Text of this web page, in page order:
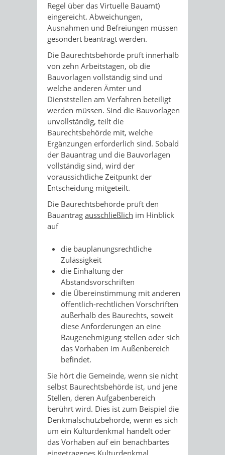
Regel über das Virtuelle Bauamt)
eingereicht. Abweichungen,
Ausnahmen und Befreiungen müssen
gesondert beantragt werden.
Die Baurechtsbehörde prüft innerhalb
von zehn Arbeitstagen, ob die
Bauvorlagen vollständig sind und
welche anderen Ämter und
Dienststellen am Verfahren beteiligt
werden müssen. Sind die Bauvorlagen
unvollständig, teilt die
Baurechtsbehörde mit, welche
Ergänzungen erforderlich sind. Sobald
der Bauantrag und die Bauvorlagen
vollständig sind, wird der
voraussichtliche Zeitpunkt der
Entscheidung mitgeteilt.
Die Baurechtsbehörde prüft den
Bauantrag ausschließlich im Hinblick
auf
die bauplanungsrechtliche
Zulässigkeit
die Einhaltung der
Abstandsvorschriften
die Übereinstimmung mit anderen
öffentlich-rechtlichen Vorschriften
außerhalb des Baurechts, soweit
diese Anforderungen an eine
Baugenehmigung stellen oder sich
das Vorhaben im Außenbereich
befindet.
Sie hört die Gemeinde, wenn sie nicht
selbst Baurechtsbehörde ist, und jene
Stellen, deren Aufgabenbereich
berührt wird. Dies ist zum Beispiel die
Denkmalschutzbehörde, wenn es sich
um ein Kulturdenkmal handelt oder
das Vorhaben auf ein benachbartes
eingetragenes Kulturdenkmal